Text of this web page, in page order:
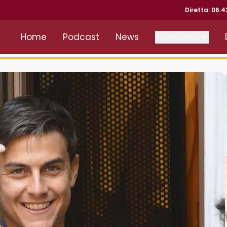
Diretta:
Home Podcast News